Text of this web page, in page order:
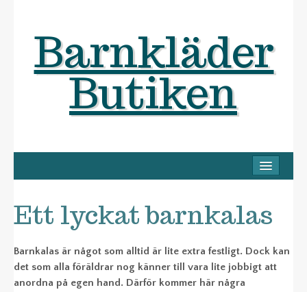
Barnkläder
Butiken
KLÄDER BARNKALAS
RENSA GARDEROBEN
Ett lyckat barnkalas
Barnkalas är något som alltid är lite extra festligt. Dock kan
det som alla föräldrar nog känner till vara lite jobbigt att
anordna på egen hand. Därför kommer här några